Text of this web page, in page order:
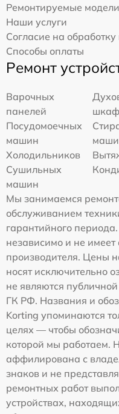
Ремонтируемые модели
Наши услуги
Согласие на
Способы оплаты
Ремонт
Варочных
панелей
Посудомоечных
машин
Холодильников
Сушильных
машин
Мы занимаемся
обслуживанием
гарантийного
независимо и не
производителя. Цены
носят исключительно
не являются
ГК РФ. Названия и
Korting упоминаются
целях — чтобы
которой мы работаем.
аффилирована с
знаков и не
ремонтных работ
устройствах,